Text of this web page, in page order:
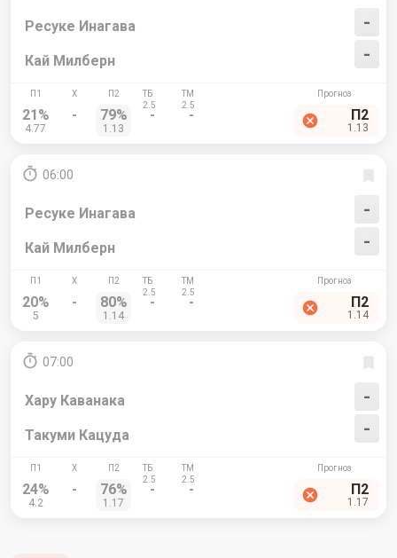
Ресуке Инагава
-
-
Кай Милберн
21%
4.77
- 79%
1.13
- - П2
1.13
06:00
Ресуке Инагава
-
-
Кай Милберн
20%
5
- 80%
1.14
- - П2
1.14
07:00
Хару Каванака
-
-
Такуми Кацуда
24%
4.2
- 76%
1.17
- - П2
1.17